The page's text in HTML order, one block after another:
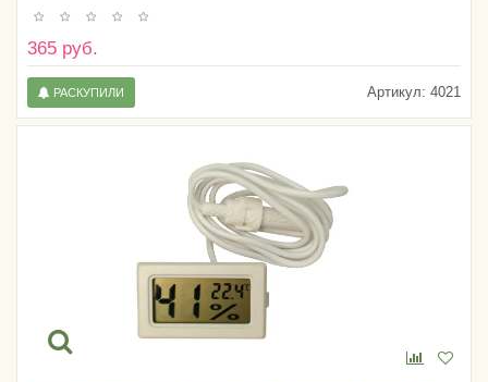
365 руб.
Артикул: 4021
РАСКУПИЛИ